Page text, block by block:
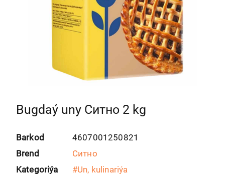
Bugdaý uny Ситно 2 kg
Barkod
4607001250821
Brend
Ситно
Kategoriýa
#Un, kulinariýa